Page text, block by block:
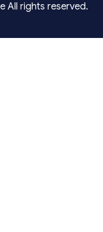
All rights reserved.